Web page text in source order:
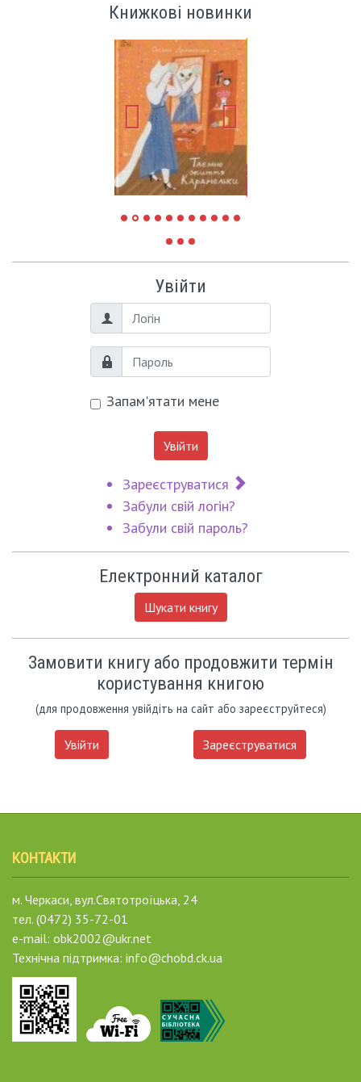
Книжкові новинки
Увійти
Логін
Пароль
Запам'ятати мене
Увійти
Зареєструватися
Забули свій логін?
Забули свій пароль?
Електронний каталог
Шукати книгу
Замовити книгу або продовжити термін
користування книгою
(для продовження увійдіть на сайт або зареєструйтеся)
Увійти Зареєструватися
КОНТАКТИ
м. Черкаси, вул.Святотроїцька, 24
тел. (0472) 35-72-01
e-mail: obk2002@ukr.net
Технічна підтримка: info@chobd.ck.ua